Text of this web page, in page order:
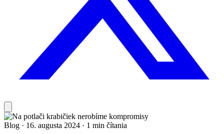
Blog · 16. augusta 2024 · 1 min čítania